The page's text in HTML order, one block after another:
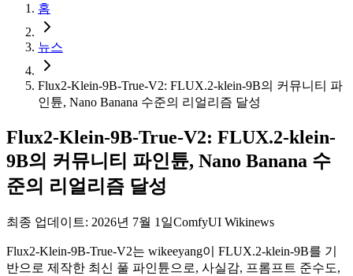
홈
뉴스
Flux2-Klein-9B-True-V2: FLUX.2-klein-9B의 커뮤니티 파
인튠, Nano Banana 수준의 리얼리즘 달성
Flux2-Klein-9B-True-V2: FLUX.2-klein-
9B의 커뮤니티 파인튠, Nano Banana 수
준의 리얼리즘 달성
최종 업데이트: 2026년 7월 1일ComfyUI Wikinews
Flux2-Klein-9B-True-V2는 wikeeyang이 FLUX.2-klein-9B를 기
반으로 제작한 최신 풀 파인튠으로, 사실감, 프롬프트 준수도,